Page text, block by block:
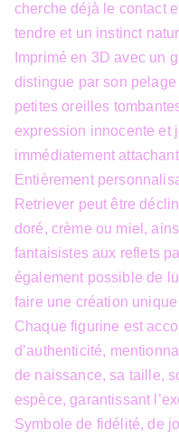
cherche déjà le contact
tendre et un instinct
Imprimé en 3D avec un
distingue par son
petites oreilles
expression innocente et
immédiatement
Entièrement
Retriever peut être
doré, crème ou miel,
fantaisistes aux reflets
également possible de
faire une création
Chaque figurine est
d’authenticité,
de naissance, sa taille,
espèce, garantissant
Symbole de fidélité, de